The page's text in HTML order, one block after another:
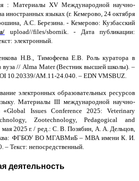
: Материалы XVМеждународной научно-
иностранных языках (г. Кемерово, 24 октября
А.С. Березина. - Кемерово: Кузбасский
/ upload//files/sbornik . - Дата публикации:
электронный.
Н.В., Тимофеева Е.В. Роль куратора в
вуза // Alma Mater(Вестник высшей школы). –
10.20339/AM .11-24.040. – EDN VMSBUZ
электронных образовательных ресурсов
МатериалыIII международной научно-
«Global Issues Conference2025:Veterinary
, Zootechnology,Pedagogical
and
мая 2025 г. / ред.: С. В. Позябин, А. А. Дельцов,
ФГБОУ ВО МГАВМиБ – МВА имени К. И.
– Текст: непосредственный.
деятельность